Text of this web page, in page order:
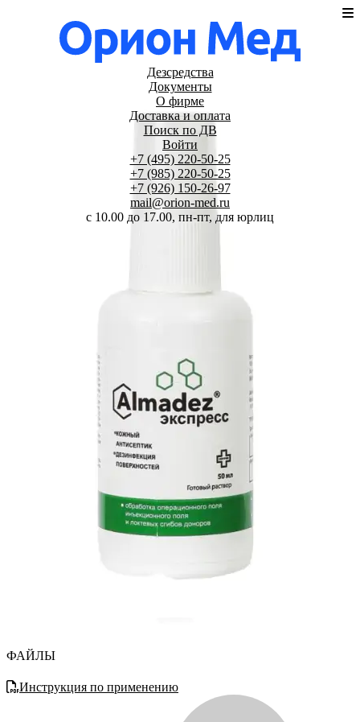
Дезсредства
Документы
О фирме
Доставка и оплата
Поиск по ДВ
Войти
+7 (495) 220-50-25
+7 (985) 220-50-25
+7 (926) 150-26-97
mail@orion-med.ru
c 10.00 до 17.00, пн-пт, для юрлиц
ФАЙЛЫ
Инструкция по применению